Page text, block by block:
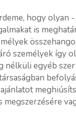
hogy olyan
is
személyek így
egyéb
megszerzésére